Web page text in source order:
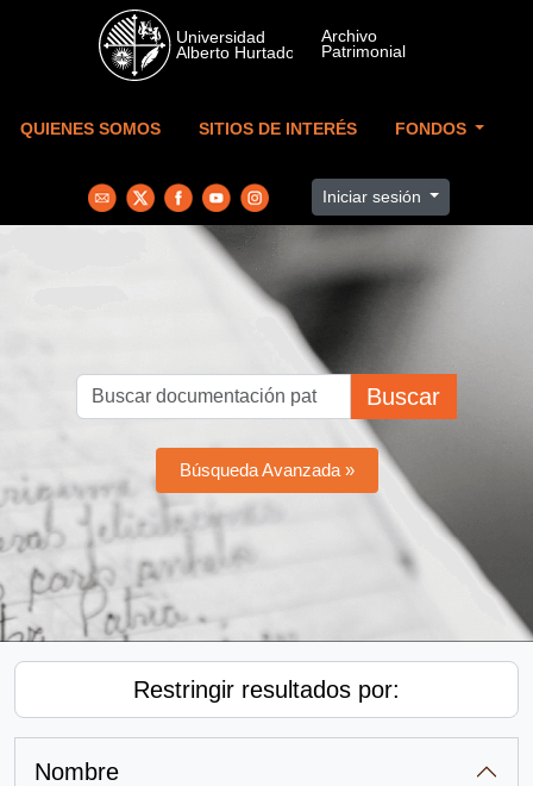
Skip to main content
QUIENES SOMOS SITIOS DE INTERÉS FONDOS
Iniciar sesión
Buscar
Búsqueda Avanzada »
Restringir resultados por:
Nombre